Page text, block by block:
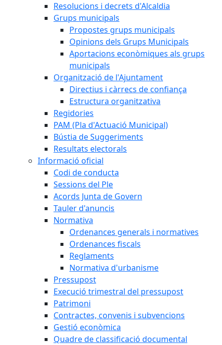
Resolucions i decrets d'Alcaldia
Grups municipals
Propostes grups municipals
Opinions dels Grups Municipals
Aportacions econòmiques als grups
municipals
Organització de l'Ajuntament
Directius i càrrecs de confiança
Estructura organitzativa
Regidories
PAM (Pla d'Actuació Municipal)
Bústia de Suggeriments
Resultats electorals
Informació oficial
Codi de conducta
Sessions del Ple
Acords Junta de Govern
Tauler d'anuncis
Normativa
Ordenances generals i normatives
Ordenances fiscals
Reglaments
Normativa d'urbanisme
Pressupost
Execució trimestral del pressupost
Patrimoni
Contractes, convenis i subvencions
Gestió econòmica
Quadre de classificació documental